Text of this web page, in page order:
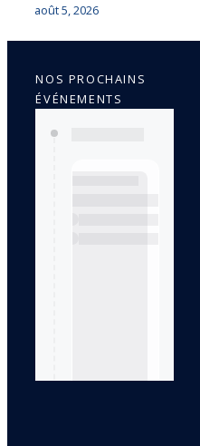
août 5, 2026
NOS PROCHAINS
ÉVÉNEMENTS